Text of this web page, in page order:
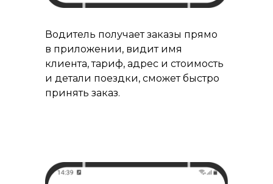
Водитель получает заказы прямо
в приложении, видит имя
клиента, тариф, адрес и стоимость
и детали поездки, сможет быстро
принять заказ.